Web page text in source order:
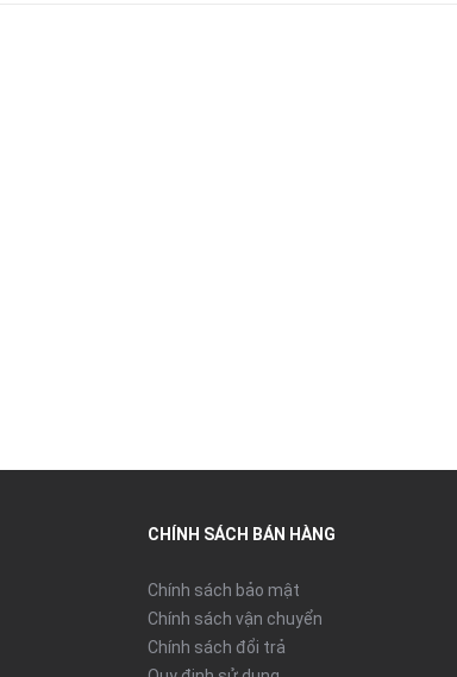
CHÍNH SÁCH BÁN HÀNG
Chính sách bảo mật
Chính sách vận chuyển
Chính sách đổi trả